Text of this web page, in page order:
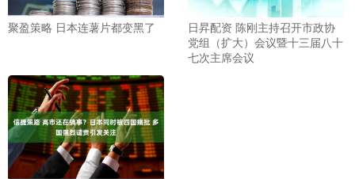
聚盈策略 日本连薯片都变黑了
日昇配资 陈刚主持召开市政协
党组（扩大）会议暨十三届八十
七次主席会议